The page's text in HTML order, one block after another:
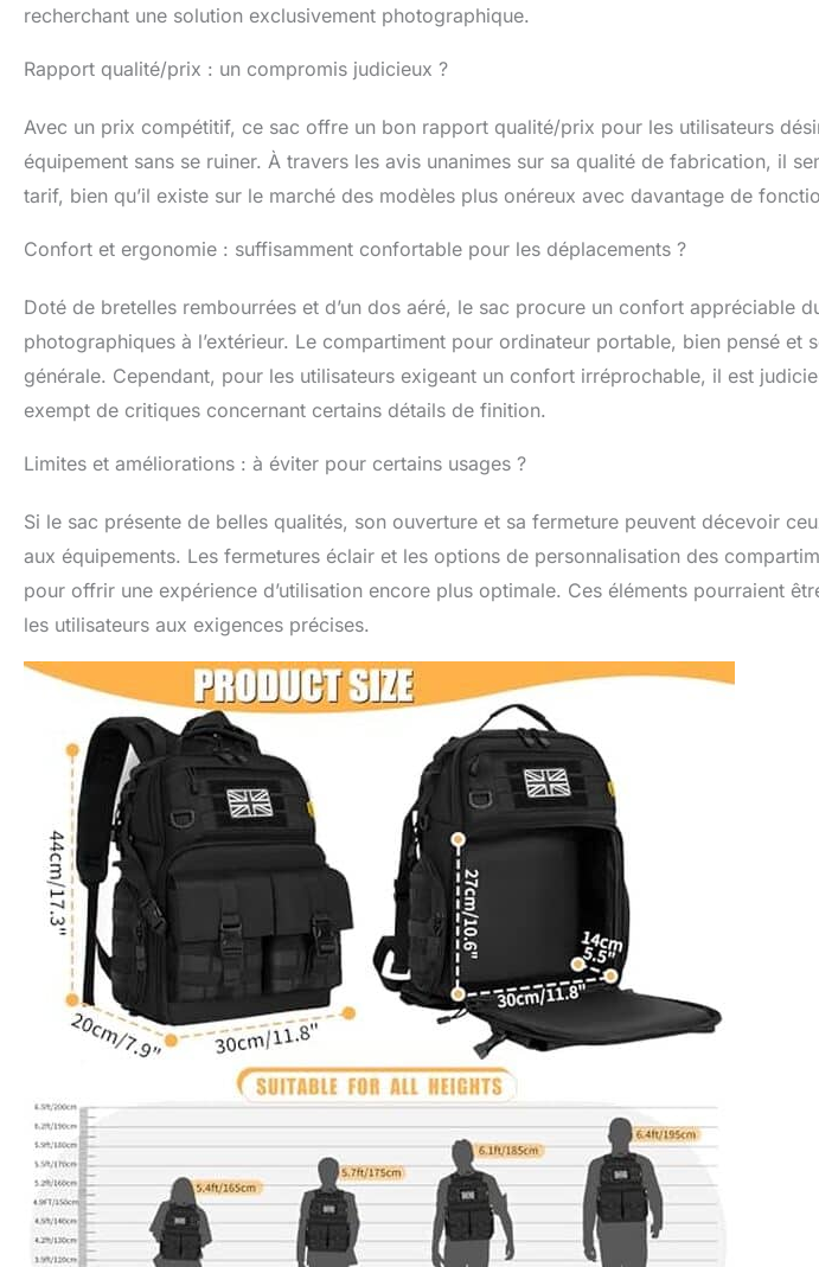
recherchant une solution exclusivement photographique.
Rapport qualité/prix : un compromis judicieux ?
Avec un prix compétitif, ce sac offre un bon rapport qualité/prix pour les utilisateurs
équipement sans se ruiner. À travers les avis unanimes sur sa qualité de fabrication, il
tarif, bien qu’il existe sur le marché des modèles plus onéreux avec davantage de
Confort et ergonomie : suffisamment confortable pour les déplacements ?
Doté de bretelles rembourrées et d’un dos aéré, le sac procure un confort appréciable
photographiques à l’extérieur. Le compartiment pour ordinateur portable, bien pensé et
générale. Cependant, pour les utilisateurs exigeant un confort irréprochable, il est
exempt de critiques concernant certains détails de finition.
Limites et améliorations : à éviter pour certains usages ?
Si le sac présente de belles qualités, son ouverture et sa fermeture peuvent décevoir
aux équipements. Les fermetures éclair et les options de personnalisation des
pour offrir une expérience d’utilisation encore plus optimale. Ces éléments pourraient
les utilisateurs aux exigences précises.